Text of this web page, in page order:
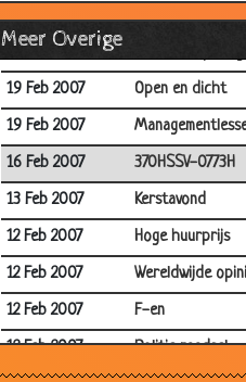
Meer Overige
22 Feb 2007
70-jarige maagd
19 Feb 2007
Open en dicht
19 Feb 2007
16 Feb 2007
370HSSV-0773H
13 Feb 2007
Kerstavond
12 Feb 2007
Hoge huurprijs
12 Feb 2007
Wereldwijde
12 Feb 2007
F-en
12 Feb 2007
Politie raadsel